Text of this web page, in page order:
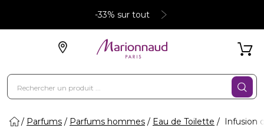
-33% sur tout
Parfums Parfums hommes Eau de Toilette Infusion